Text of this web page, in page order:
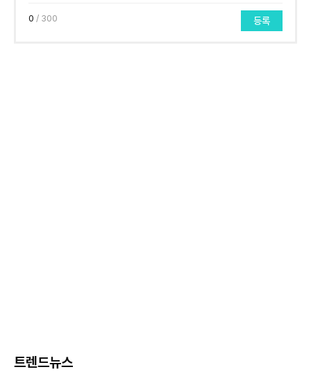
0 / 300 등록
트렌드뉴스